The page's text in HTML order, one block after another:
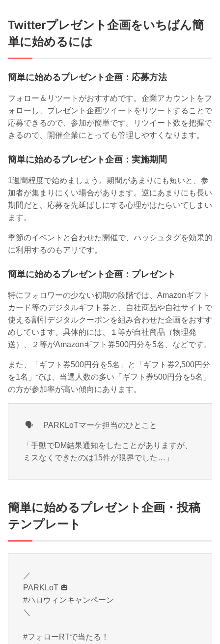
Twitterプレゼント企画をいちばん簡
単に始めるには
簡単に始めるプレゼント企画：応募方法
フォロー＆リツートがおすすめです。企業アカウントをフ
ォローし、プレゼント企画ツイートをリツートすることで
応募できるので、参加が簡単です。リツイート数を把握で
きるので、開催企業にとっても管理しやすくなります。
簡単に始めるプレゼント企画：実施期間
1週間程度で始めましょう。期間があまりにも短いと、参
加者が集まりにくい場合があります。逆にあまりにも長い
期間だと、応募を先延ばしにする心理がはたらいてしまい
ます。
季節のイベントと合わせた開催で、ハッシュタグを効果的
に利用するのもアリです。
簡単に始めるプレゼント企画：プレゼント
特にフォロワーの少ない初期の段階では、Amazonギフト
カード等のデジタルギフト券と、自社商品や自社サイトで
使える割引デジタルクーポンを組み合わせた企画をおすす
めしています。具体的には、１等が自社商品（物理発
送）、２等がAmazonギフト券500円分を5名、などです。
また、「ギフト券500円分を5名」と「ギフト券2,500円分
を1名」では、当選人数の多い「ギフト券500円分を5名」
の方が参加率が高い傾向にあります。
🗣 PARKLoTマーケ担当のひとこと
「手動でDM結果通知をしたことがありますが、
ミスなくできたのは15件が限界でした…」
簡単に始めるプレゼント企画・投稿
テンプレート
／
PARKLoT 🎃
#ハロウィンキャンペーン
＼
#フォローRTで当たる！